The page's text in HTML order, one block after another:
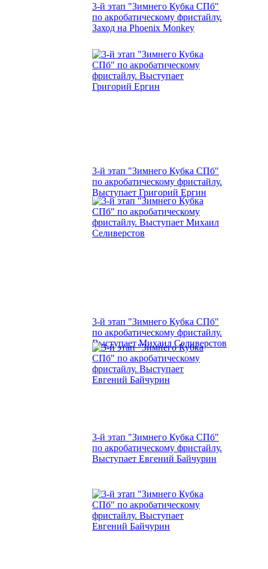
3-й этап "Зимнего Кубка СПб"
по акробатическому фристайлу.
Заход на Phoenix Monkey
3-й этап "Зимнего Кубка СПб"
по акробатическому фристайлу.
Выступает Григорий Ергин
3-й этап "Зимнего Кубка СПб"
по акробатическому фристайлу.
Выступает Михаил Селиверстов
3-й этап "Зимнего Кубка СПб"
по акробатическому фристайлу.
Выступает Евгений Байчурин